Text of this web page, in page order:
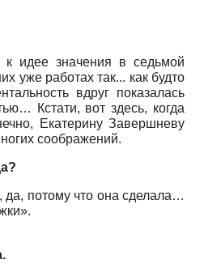
идее значения в седьмой
уже работах так... как будто
вдруг показалась
Кстати, вот здесь, когда
Екатерину Завершневу
соображений.
да, потому что она сделала…